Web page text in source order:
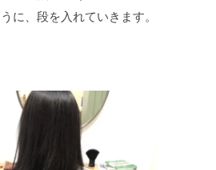
に、段を入れていきます。